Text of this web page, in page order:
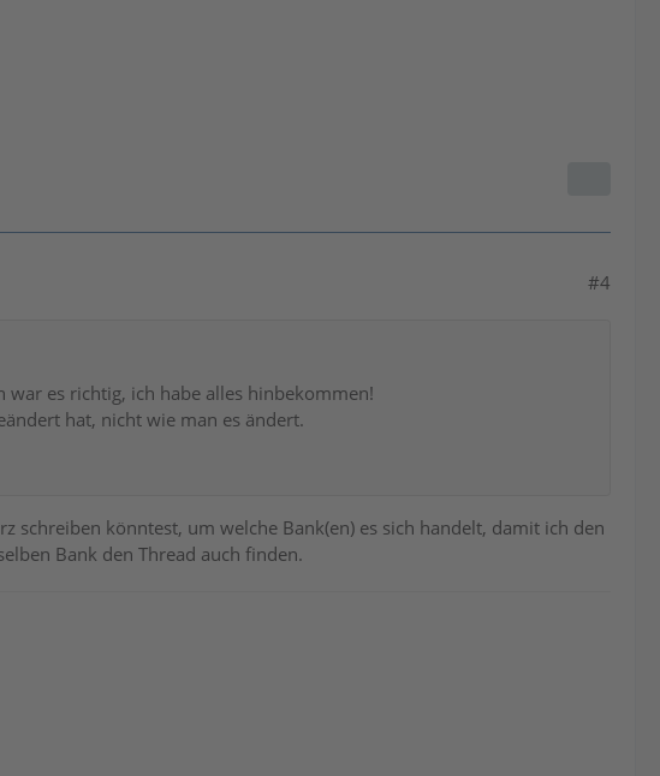
#4
es richtig, ich habe alles hinbekommen!
hat, nicht wie man es ändert.
könntest, um welche Bank(en) es sich handelt, damit ich den
Bank den Thread auch finden.